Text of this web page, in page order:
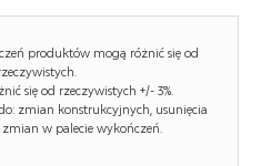
łóżko piętrowe
loft, nowoczesny
produktów mogą różnić się od
się od rzeczywistych +/- 3%.
zmian konstrukcyjnych, usunięcia
w palecie wykończeń.